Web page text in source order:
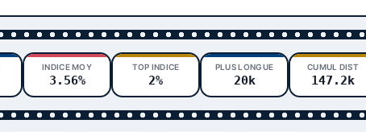
INDICE MOY
3.56%
TOP INDICE
2%
PLUS LONGUE
20k
CUMUL DIST
147.2k